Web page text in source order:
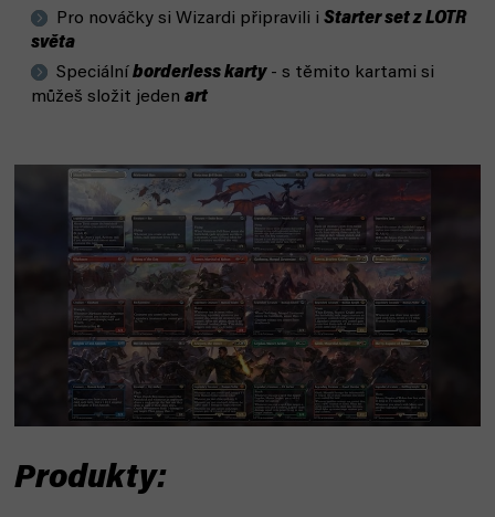
Pro nováčky si Wizardi připravili i Starter set z LOTR
světa
Speciální borderless karty- s těmito kartami si
můžeš složit jeden art
Produkty: